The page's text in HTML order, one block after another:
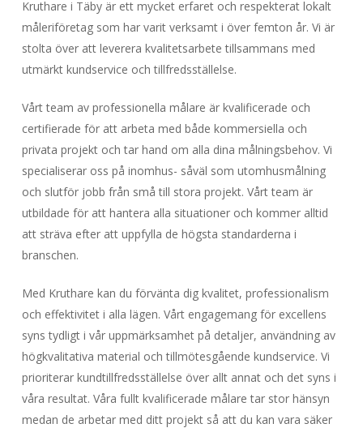
Kruthare i Täby är ett mycket erfaret och respekterat lokalt
måleriföretag som har varit verksamt i över femton år. Vi är
stolta över att leverera kvalitetsarbete tillsammans med
utmärkt kundservice och tillfredsställelse.
Vårt team av professionella målare är kvalificerade och
certifierade för att arbeta med både kommersiella och
privata projekt och tar hand om alla dina målningsbehov. Vi
specialiserar oss på inomhus- såväl som utomhusmålning
och slutför jobb från små till stora projekt. Vårt team är
utbildade för att hantera alla situationer och kommer alltid
att sträva efter att uppfylla de högsta standarderna i
branschen.
Med Kruthare kan du förvänta dig kvalitet, professionalism
och effektivitet i alla lägen. Vårt engagemang för excellens
syns tydligt i vår uppmärksamhet på detaljer, användning av
högkvalitativa material och tillmötesgående kundservice. Vi
prioriterar kundtillfredsställelse över allt annat och det syns i
våra resultat. Våra fullt kvalificerade målare tar stor hänsyn
medan de arbetar med ditt projekt så att du kan vara säker